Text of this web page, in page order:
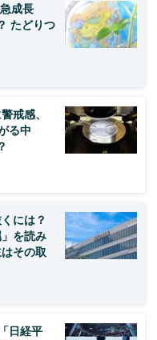
成長
たどりつ
戒感、
る中
には？
を読み
その取
日経平